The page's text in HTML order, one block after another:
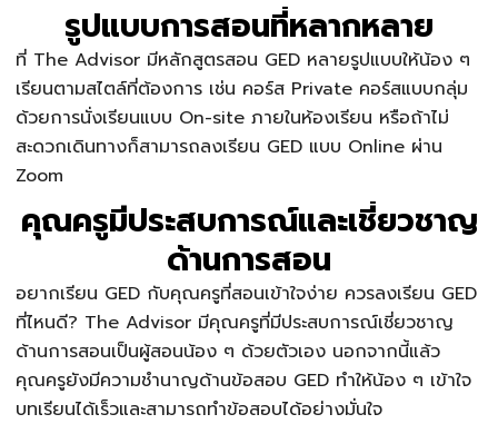
รูปแบบการสอนที่หลากหลาย
ที่ The Advisor มีหลักสูตรสอน GED หลายรูปแบบให้น้อง ๆ
เรียนตามสไตล์ที่ต้องการ เช่น คอร์ส Private คอร์สแบบกลุ่ม
ด้วยการนั่งเรียนแบบ On-site ภายในห้องเรียน หรือถ้าไม่
สะดวกเดินทางก็สามารถลงเรียน GED แบบ Online ผ่าน
Zoom
คุณครูมีประสบการณ์และเชี่ยวชาญ
ด้านการสอน
อยากเรียน GED กับคุณครูที่สอนเข้าใจง่าย ควรลงเรียน GED
ที่ไหนดี? The Advisor มีคุณครูที่มีประสบการณ์เชี่ยวชาญ
ด้านการสอนเป็นผู้สอนน้อง ๆ ด้วยตัวเอง นอกจากนี้แล้ว
คุณครูยังมีความชำนาญด้านข้อสอบ GED ทำให้น้อง ๆ เข้าใจ
บทเรียนได้เร็วและสามารถทำข้อสอบได้อย่างมั่นใจ